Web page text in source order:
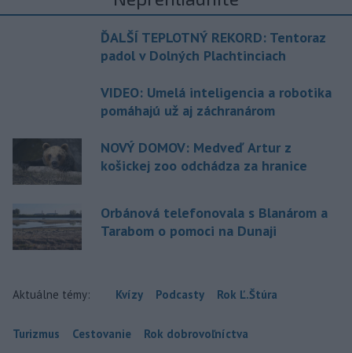
ĎALŠÍ TEPLOTNÝ REKORD: Tentoraz
padol v Dolných Plachtinciach
VIDEO: Umelá inteligencia a robotika
pomáhajú už aj záchranárom
NOVÝ DOMOV: Medveď Artur z
košickej zoo odchádza za hranice
Orbánová telefonovala s Blanárom a
Tarabom o pomoci na Dunaji
Aktuálne témy: Kvízy Podcasty Rok Ľ.Štúra
Turizmus Cestovanie Rok dobrovoľníctva